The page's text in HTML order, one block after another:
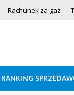
Rachunek za gaz
RANKING